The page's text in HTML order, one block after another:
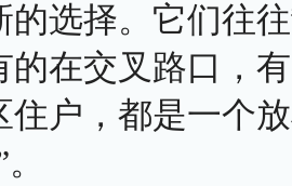
的选择。它们往
的在交叉路口，
住户，都是一个